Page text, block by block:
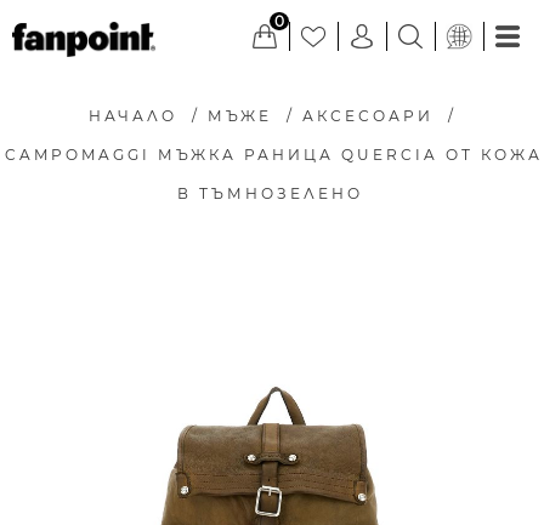
0
НАЧАЛО / МЪЖЕ / АКСЕСОАРИ /
CAMPOMAGGI МЪЖКА РАНИЦА QUERCIA ОТ КОЖА
В ТЪМНОЗЕЛЕНО